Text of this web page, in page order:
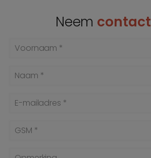
Neem contact
Voornaam *
Naam *
E-mailadres *
GSM *